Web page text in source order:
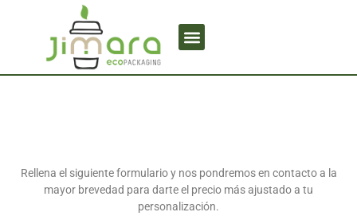
Rellena el siguiente formulario y nos pondremos en contacto a la
mayor brevedad para darte el precio más ajustado a tu
personalización.